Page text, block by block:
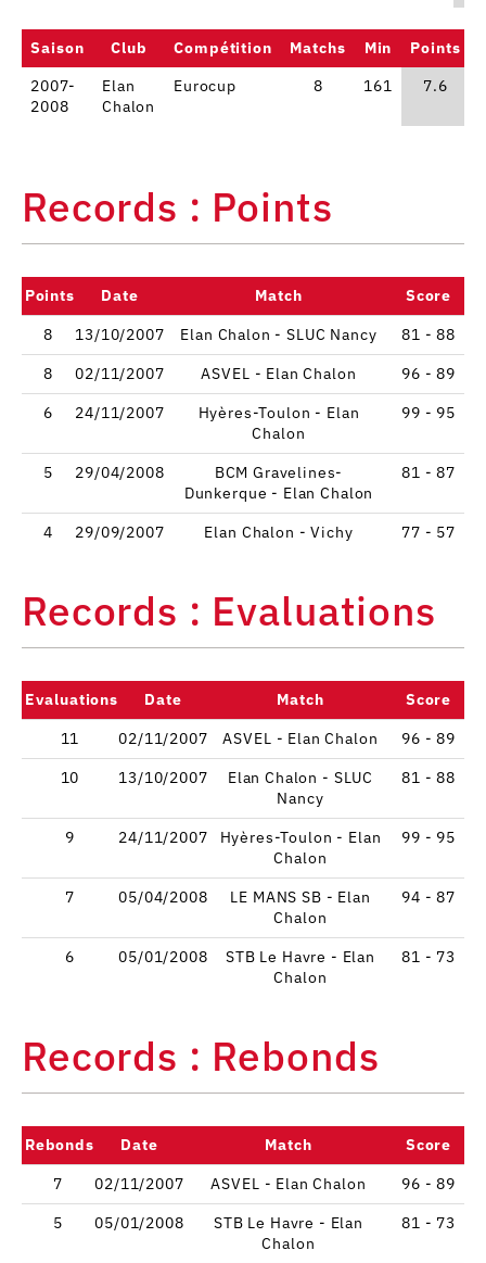
Saison Club Compétition Matchs Min Points
2007-
2008
Elan
Chalon
Eurocup 8 161 7.6
Records : Points
Points Date Match
Score
8
13/10/2007 Elan Chalon - SLUC Nancy
81 - 88
8
02/11/2007 ASVEL - Elan Chalon
96 - 89
6
24/11/2007
Hyères-Toulon - Elan
Chalon
99 - 95
5 29/04/2008
BCM Gravelines-
Dunkerque - Elan Chalon
81 - 87
4 29/09/2007 Elan Chalon - Vichy 77 - 57
Records : Evaluations
Evaluations Date Match
Score
11
02/11/2007 ASVEL - Elan Chalon
96 - 89
10
13/10/2007
Elan Chalon - SLUC
Nancy
81 - 88
9 24/11/2007
Hyères-Toulon - Elan
Chalon
99 - 95
7 05/04/2008
LE MANS SB - Elan
Chalon
94 - 87
6 05/01/2008
STB Le Havre - Elan
Chalon
81 - 73
Records : Rebonds
Rebonds Date Match
Score
7
02/11/2007 ASVEL - Elan Chalon
96 - 89
5
05/01/2008
STB Le Havre - Elan
Chalon
81 - 73